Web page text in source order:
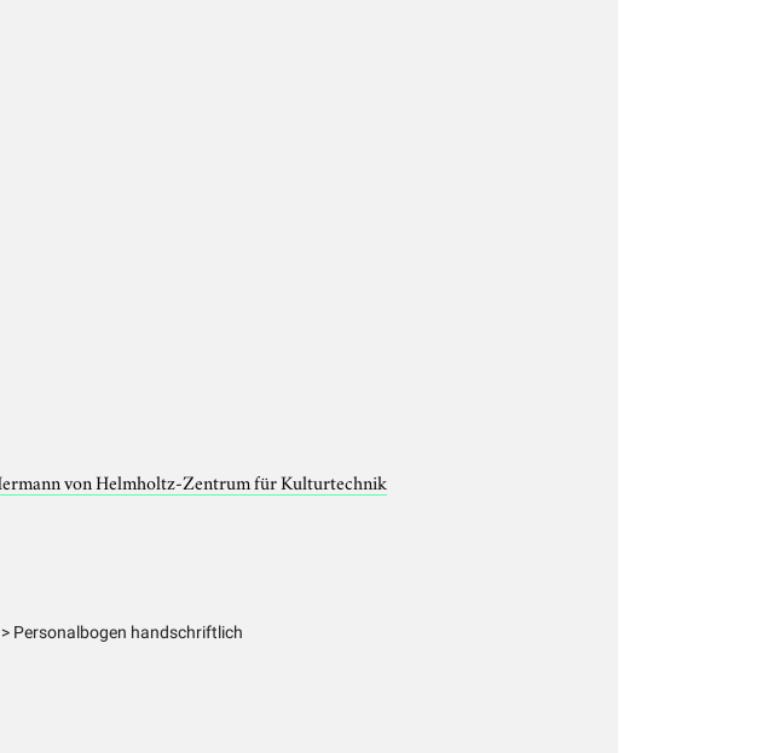
von Helmholtz-Zentrum für Kulturtechnik
Personalbogen handschriftlich